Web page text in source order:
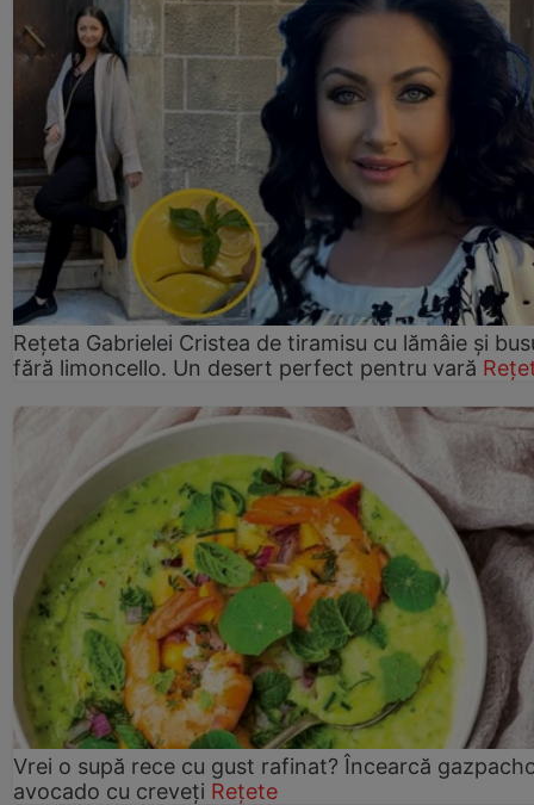
Rețeta Gabrielei Cristea de tiramisu cu lămâie și
fără limoncello. Un desert perfect pentru vară
Vrei o supă rece cu gust rafinat? Încearcă
avocado cu creveți Rețete